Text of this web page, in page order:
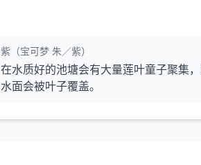
紫（宝可梦 朱／紫）
在水质好的池塘会有大量莲叶童子聚集
水面会被叶子覆盖。